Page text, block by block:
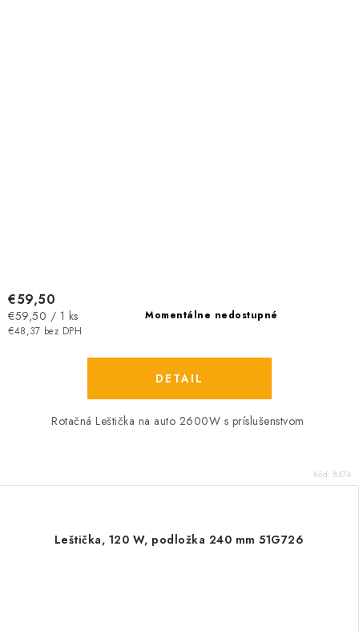
Momentálne nedostupné
€48,37 bez DPH
€59,50
Jednotková
cena:
€59,50 / 1 ks
DETAIL
Rotačná Leštička na auto 2600W s príslušenstvom
Kód: 8574
Leštička, 120 W, podložka 240 mm 51G726